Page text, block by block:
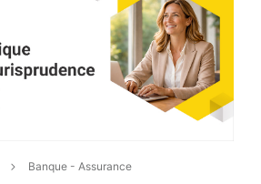
Banque - Assurance